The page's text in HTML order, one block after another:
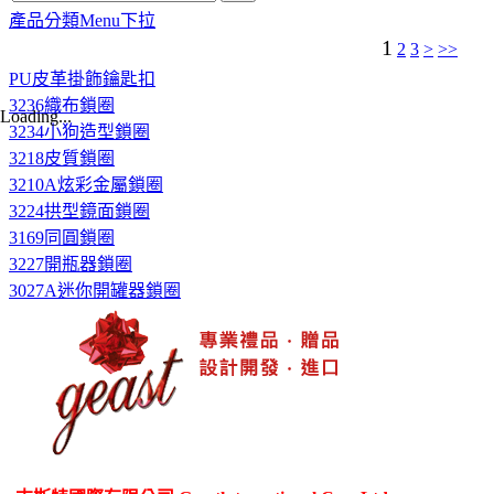
產品分類Menu下拉
1 2 3 > >>
PU皮革掛飾鑰匙扣
3236織布鎖圈
3234小狗造型鎖圈
3218皮質鎖圈
3210A炫彩金屬鎖圈
3224拱型鏡面鎖圈
3169同圓鎖圈
3227開瓶器鎖圈
3027A迷你開罐器鎖圈
Loading...